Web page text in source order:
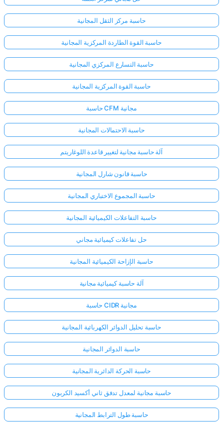
حاسبة مركز الثقل المجانية
حاسبة القوة الطاردة المركزية المجانية
حاسبة التسارع المركزي المجانية
حاسبة القوة المركزية المجانية
حاسبة CFM مجانية
حاسبة الاحتمالات المجانية
آلة حاسبة مجانية لتغيير قاعدة اللوغاريتم
حاسبة قانون شارل المجانية
حاسبة المجموع الاختباري المجانية
حاسبة التفاعلات الكيميائية المجانية
حل تفاعلات كيميائية مجاني
حاسبة الإزاحة الكيميائية المجانية
آلة حاسبة كيميائية مجانية
حاسبة CIDR مجانية
حاسبة تحليل الدوائر الكهربائية المجانية
حاسبة الدوائر المجانية
حاسبة الحركة الدائرية المجانية
حاسبة مجانية لمعدل تدفق ثاني أكسيد الكربون
حاسبة طول الترابط المجانية